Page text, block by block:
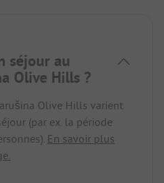
séjour au
Olive Hills ?
Olive Hills varient
(par ex. la période
En savoir plus